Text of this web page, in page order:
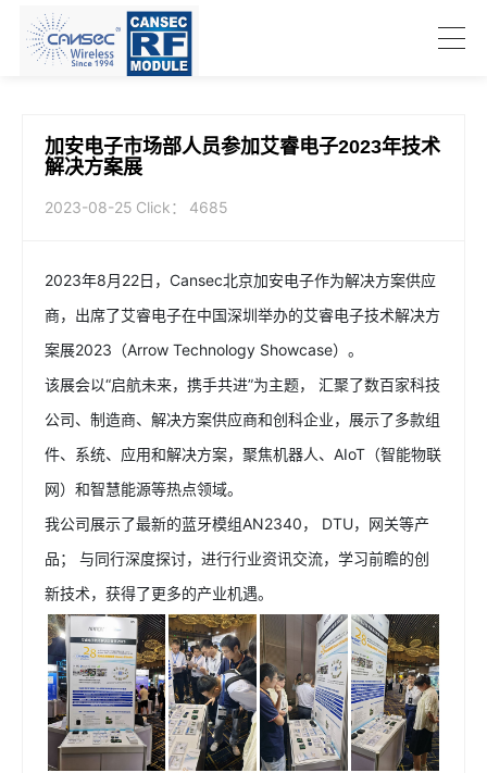
加安电子市场部人员参加艾睿电子2023年技术
解决方案展
2023-08-25 Click： 4685
2023年8月22日，Cansec北京加安电子作为解决方案供应
商，出席了艾睿电子在中国深圳举办的艾睿电子技术解决方
案展2023（Arrow Technology Showcase）。
该展会以“启航未来，携手共进”为主题， 汇聚了数百家科技
公司、制造商、解决方案供应商和创科企业，展示了多款组
件、系统、应用和解决方案，聚焦机器人、AIoT（智能物联
网）和智慧能源等热点领域。
我公司展示了最新的蓝牙模组AN2340， DTU，网关等产
品； 与同行深度探讨，进行行业资讯交流，学习前瞻的创
新技术，获得了更多的产业机遇。